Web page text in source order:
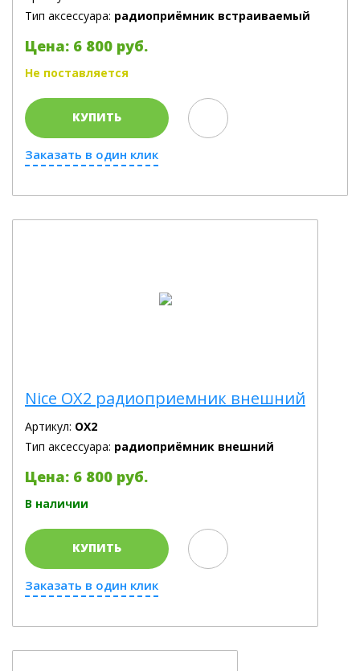
Тип аксессуара: радиоприёмник встраиваемый
Цена: 6 800 руб.
Не поставляется
КУПИТЬ
Заказать в один клик
Nice OX2 радиоприемник внешний
Артикул: OX2
Тип аксессуара: радиоприёмник внешний
Цена: 6 800 руб.
В наличии
КУПИТЬ
Заказать в один клик